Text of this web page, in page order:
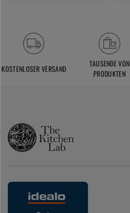
KOSTENLOSER VERSAND
TAUSENDE VON
PRODUKTEN